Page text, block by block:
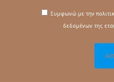
Συμφωνώ με την
δεδομένων της